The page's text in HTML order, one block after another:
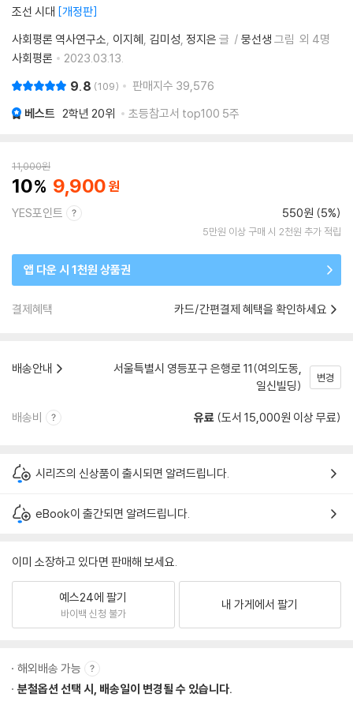
조선 시대 개정판
사회평론 역사연구소 이지혜 김미성 정지은 글 뭉선생 그림 외 4명
사회평론
2023.03.13.
9.8 109 판매지수 39,576
베스트 2학년 20위 초등참고서 top100 5주
11,000원
10 9,900
YES포인트 550원 (5%)
5만원 이상 구매 시 2천원 추가 적립
앱 다운 시 1천원 상품권
결제혜택 카드/간편결제 혜택을 확인하세요
배송안내
서울특별시 영등포구 은행로 11(여의도동,
일신빌딩)
변경
배송비 유료 (도서 15,000원 이상 무료)
시리즈의 신상품이 출시되면 알려드립니다.
eBook이 출간되면 알려드립니다.
이미 소장하고 있다면 판매해 보세요.
예스24에 팔기
바이백 신청 불가
내 가게에서 팔기
해외배송 가능
분철옵션 선택 시, 배송일이 변경될 수 있습니다.